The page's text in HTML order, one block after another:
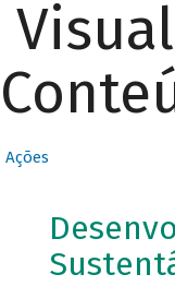
Ações